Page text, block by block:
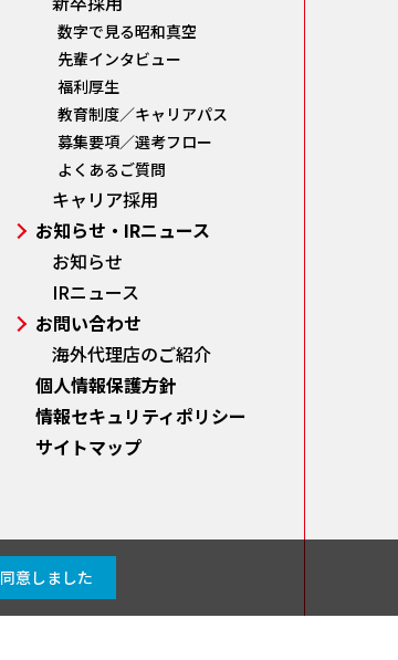
同意しました
数字で見る昭和真空
先輩インタビュー
福利厚生
教育制度／キャリアパス
募集要項／選考フロー
よくあるご質問
キャリア採用
お知らせ・IRニュース
お知らせ
IRニュース
お問い合わせ
海外代理店のご紹介
個人情報保護方針
情報セキュリティポリシー
サイトマップ